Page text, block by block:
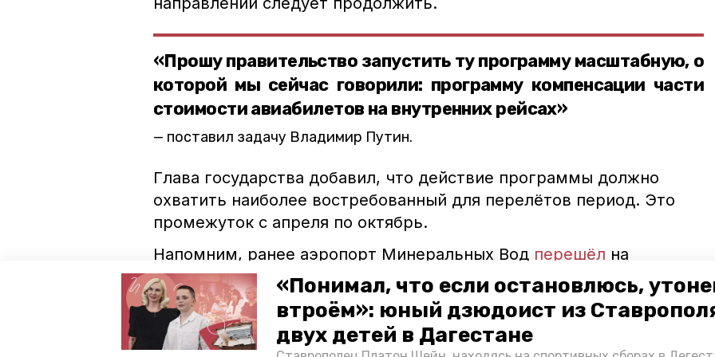
«Понимал, что если остановлюсь,
втроём»: юный дзюдоист из
двух детей в Дагестане
«Прошу правительство запустить ту программу масштабную, о
которой мы сейчас говорили: программу компенсации части
стоимости авиабилетов на внутренних рейсах»
поставил задачу Владимир Путин.
Глава государства добавил, что действие программы должно
охватить наиболее востребованный для перелётов период. Это
промежуток с апреля по октябрь.
Напомним, ранее аэропорт Минеральных Вод перешёл на
весенне-летнее расписание работы.
президент рф цена авиабилеты кешбэк
Сюжеты:Zеркало — отражение главных событий дня